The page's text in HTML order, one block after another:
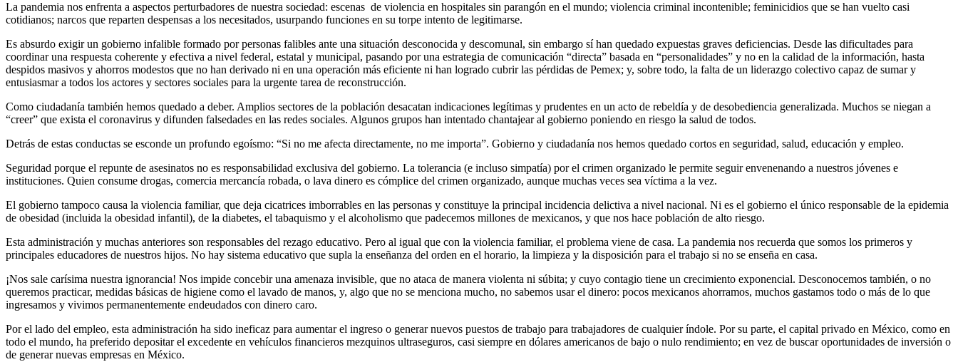
La pandemia nos enfrenta a aspectos perturbadores de nuestra sociedad: escenas de violencia en hospitales sin parangón en el mundo; violencia criminal incontenible; feminicidios que se han vuelto casi
cotidianos; narcos que reparten despensas a los necesitados, usurpando funciones en su torpe intento de legitimarse.
Es absurdo exigir un gobierno infalible formado por personas falibles ante una situación desconocida y descomunal, sin embargo sí han quedado expuestas graves deficiencias. Desde las dificultades para
coordinar una respuesta coherente y efectiva a nivel federal, estatal y municipal, pasando por una estrategia de comunicación “directa” basada en “personalidades” y no en la calidad de la información, hasta
despidos masivos y ahorros modestos que no han derivado ni en una operación más eficiente ni han logrado cubrir las pérdidas de Pemex; y, sobre todo, la falta de un liderazgo colectivo capaz de sumar y
entusiasmar a todos los actores y sectores sociales para la urgente tarea de reconstrucción.
Como ciudadanía también hemos quedado a deber. Amplios sectores de la población desacatan indicaciones legítimas y prudentes en un acto de rebeldía y de desobediencia generalizada. Muchos se niegan a
“creer” que exista el coronavirus y difunden falsedades en las redes sociales. Algunos grupos han intentado chantajear al gobierno poniendo en riesgo la salud de todos.
Detrás de estas conductas se esconde un profundo egoísmo: “Si no me afecta directamente, no me importa”. Gobierno y ciudadanía nos hemos quedado cortos en seguridad, salud, educación y empleo.
Seguridad porque el repunte de asesinatos no es responsabilidad exclusiva del gobierno. La tolerancia (e incluso simpatía) por el crimen organizado le permite seguir envenenando a nuestros jóvenes e
instituciones. Quien consume drogas, comercia mercancía robada, o lava dinero es cómplice del crimen organizado, aunque muchas veces sea víctima a la vez.
El gobierno tampoco causa la violencia familiar, que deja cicatrices imborrables en las personas y constituye la principal incidencia delictiva a nivel nacional. Ni es el gobierno el único responsable de la epidemia
de obesidad (incluida la obesidad infantil), de la diabetes, el tabaquismo y el alcoholismo que padecemos millones de mexicanos, y que nos hace población de alto riesgo.
Esta administración y muchas anteriores son responsables del rezago educativo. Pero al igual que con la violencia familiar, el problema viene de casa. La pandemia nos recuerda que somos los primeros y
principales educadores de nuestros hijos. No hay sistema educativo que supla la enseñanza del orden en el horario, la limpieza y la disposición para el trabajo si no se enseña en casa.
¡Nos sale carísima nuestra ignorancia! Nos impide concebir una amenaza invisible, que no ataca de manera violenta ni súbita; y cuyo contagio tiene un crecimiento exponencial. Desconocemos también, o no
queremos practicar, medidas básicas de higiene como el lavado de manos, y, algo que no se menciona mucho, no sabemos usar el dinero: pocos mexicanos ahorramos, muchos gastamos todo o más de lo que
ingresamos y vivimos permanentemente endeudados con dinero caro.
Por el lado del empleo, esta administración ha sido ineficaz para aumentar el ingreso o generar nuevos puestos de trabajo para trabajadores de cualquier índole. Por su parte, el capital privado en México, como en
todo el mundo, ha preferido depositar el excedente en vehículos financieros mezquinos ultraseguros, casi siempre en dólares americanos de bajo o nulo rendimiento; en vez de buscar oportunidades de inversión o
de generar nuevas empresas en México.